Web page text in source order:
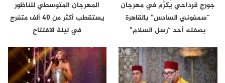
جورج قرداحي يُكرَّم في مهرجان
“سمفوني السادس” بالقاهرة
بصفته أحد “رسل السلام”
المهرجان المتوسطي للناظور
يستقطب أكثر من 40 ألف متفرج
في ليلة الافتتاح